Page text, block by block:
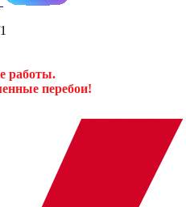
работы.
перебои!